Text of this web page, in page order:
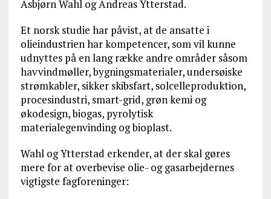
Asbjørn Wahl og Andreas Ytterstad.
Et norsk studie har påvist, at de ansatte i
olieindustrien har kompetencer, som vil kunne
udnyttes på en lang række andre områder såsom
havvindmøller, bygningsmaterialer, undersøiske
strømkabler, sikker skibsfart, solcelleproduktion,
procesindustri, smart-grid, grøn kemi og
økodesign, biogas, pyrolytisk
materialegenvinding og bioplast.
Wahl og Ytterstad erkender, at der skal gøres
mere for at overbevise olie- og gasarbejdernes
vigtigste fagforeninger: